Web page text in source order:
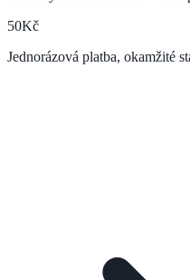
50Kč
Jednorázová platba, okamžité